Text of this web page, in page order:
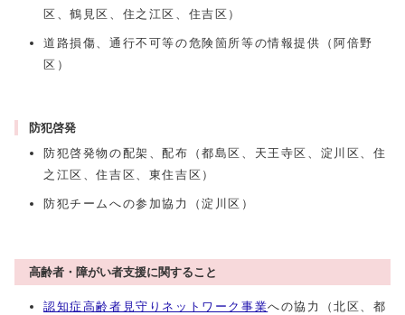
区、鶴見区、住之江区、住吉区）
道路損傷、通行不可等の危険箇所等の情報提供（阿倍野
区）
防犯啓発
防犯啓発物の配架、配布（都島区、天王寺区、淀川区、住
之江区、住吉区、東住吉区）
防犯チームへの参加協力（淀川区）
高齢者・障がい者支援に関すること
認知症高齢者見守りネットワーク事業への協力（北区、都